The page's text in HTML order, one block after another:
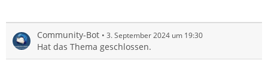
Community-Bot 3. September 2024 um 19:30
Hat das Thema geschlossen.